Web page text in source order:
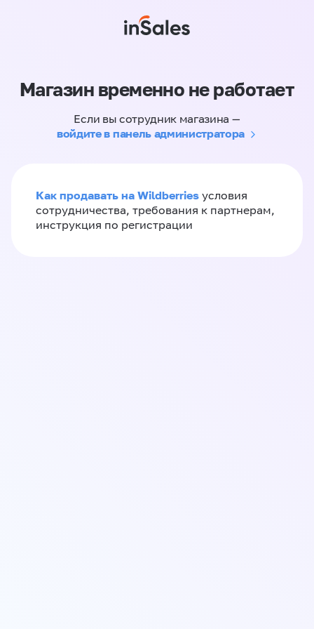
Магазин временно не работает
Если вы сотрудник магазина —
войдите в панель администратора
Как продавать на Wildberries условия
сотрудничества, требования к партнерам,
инструкция по регистрации